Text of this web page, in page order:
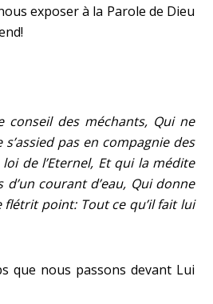
exposer à la Parole de Dieu
conseil des méchants, Qui ne
pas en compagnie des
de l’Eternel, Et qui la médite
courant d’eau, Qui donne
point: Tout ce qu’il fait lui
que nous passons devant Lui